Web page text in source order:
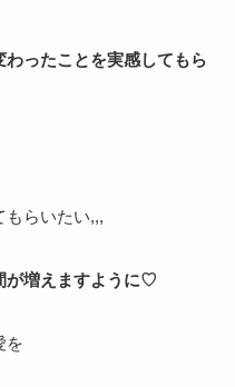
わったことを実感してもら
もらいたい,,,
が増えますように♡
を